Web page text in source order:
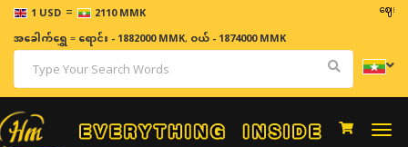
1 USD = 2110 MMK ဈေးနှုန်း
အခေါက်ရွှေ=ရောင်း - 1882000 MMK, ဝယ် - 1874000 MMK